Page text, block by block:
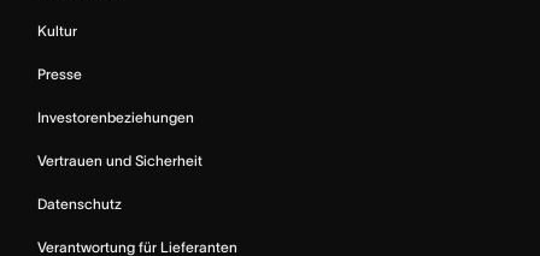
Kultur
Presse
Investorenbeziehungen
Vertrauen und Sicherheit
Datenschutz
Verantwortung für Lieferanten